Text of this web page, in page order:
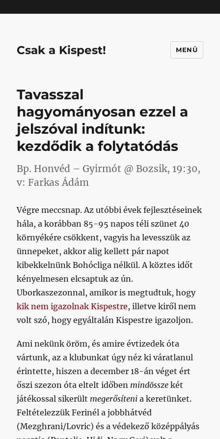
Csak a Kispest! MENÜ
Tavasszal
hagyományosan ezzel a
jelszóval indítunk:
kezdődik a folytatódás
Bp. Honvéd – Gyirmót @ Bozsik, 19:30,
v: Farkas Ádám
Végre meccsnap. Az utóbbi évek fejlesztéseinek
hála, a korábban 85-95 napos téli szünet 40
környékére csökkent, vagyis ha levesszük az
ünnepeket, akkor alig kellett pár napot
kibekkelnünk Bohócliga nélkül. A köztes időt
kényelmesen elcsaptuk az ún.
Uborkaszezonnal, amikor is megtudtuk, hogy
kik nem igazolnak Kispestre, illetve kiről nem
volt szó, hogy egyáltalán Kispestre igazoljon.
Ami nekünk öröm, és amire évtizedek óta
vártunk, az a klubunkat úgy néz ki váratlanul
érintette, hiszen a december 18-án véget ért
őszi szezon óta eltelt időben mindössze két
játékossal sikerült megerősíteni a keretünket.
Feltételezzük Ferinél a jobbhátvéd
(Mezghrani/Lovric) és a védekező középpályás